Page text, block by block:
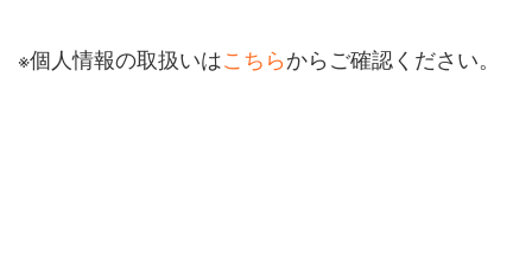
※個人情報の取扱いはこちらからご確認ください。